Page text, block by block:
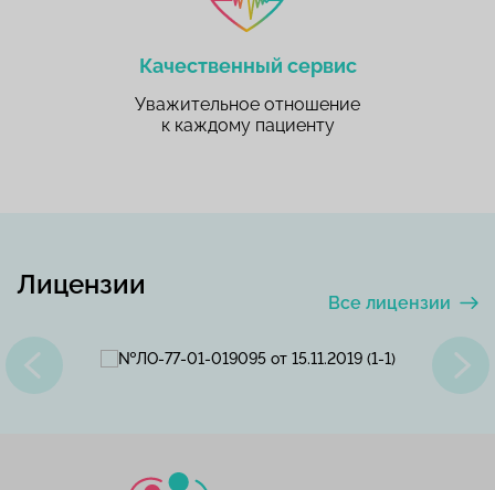
Качественный сервис
Уважительное отношение
к каждому пациенту
Лицензии
Все лицензии